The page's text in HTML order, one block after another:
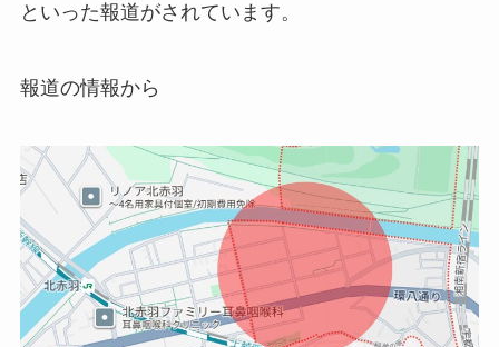
といった報道がされています。
報道の情報から